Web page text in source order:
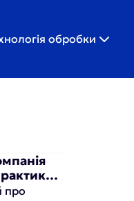
обробки
з
про